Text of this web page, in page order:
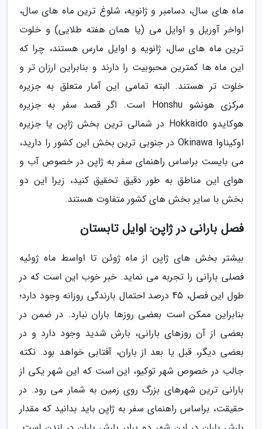
ماه های سال، دسامبر و ژانویه، شلوغ ترین ماه های سال،
اواخر آوریل و اوایل می (یا همان هفته طلایی) و خلوت
ترین ماه های سال، ژانویه و اوایل مارس هستند، چرا که
این ماه ها کمترین محبوبیت را دارند و بنابراین ارزان تر و
خلوت تر هستند. البته تمامی این آمار متعلق به جزیره
مرکزی هونشو Honshu است. اگر قصد سفر به جزیره
هوکایدو Hokkaido در شمالی ترین بخش ژاپن یا جزیره
اوکیناوا Okinawa در جنوبی ترین بخش این کشور را دارید،
می بایست براساس راهنمای سفر به ژاپن در خصوص آب و
هوای این مناطق به طور دقیق تحقیق کنید، زیرا این دو
بخش با سایر بخش های کشور متفاوت هستند.
فصل بارانی در ژاپن: اوایل تابستان
بیشتر بخش های ژاپن از ماه ژوئن تا اواسط ماه ژوئیه
فصلی بارانی را تجربه می نماید. خبر خوب این است که در
طول این فصل، 45 درصد احتمال بارندگی روزانه وجود دارد؛
بنابراین ممکن است بعضی روزها باران نبارد. در ضمن در
بعضی از آن روزهای بارانی، بارش شدید وجود دارد و در
بعضی دیگر، قبل یا بعد از باران، آفتابی خواهد بود. نکته
جالب در خصوص شهر توکیو، این است که این شهر یکی از
بارانی ترین شهرهای بزرگ روی زمین به شمار می رود. در
حقیقت، براساس راهنمای سفر به ژاپن باید بدانید که مقدار